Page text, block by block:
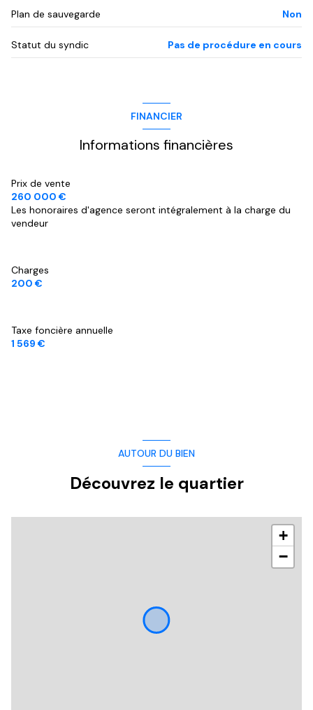
Plan de sauvegarde Non
Statut du syndic Pas de procédure en cours
FINANCIER
Informations financières
Prix de vente
260 000 €
Les honoraires d'agence seront intégralement à la charge du
vendeur
Charges
200 €
Taxe foncière annuelle
1 569 €
AUTOUR DU BIEN
Découvrez le quartier
+
−